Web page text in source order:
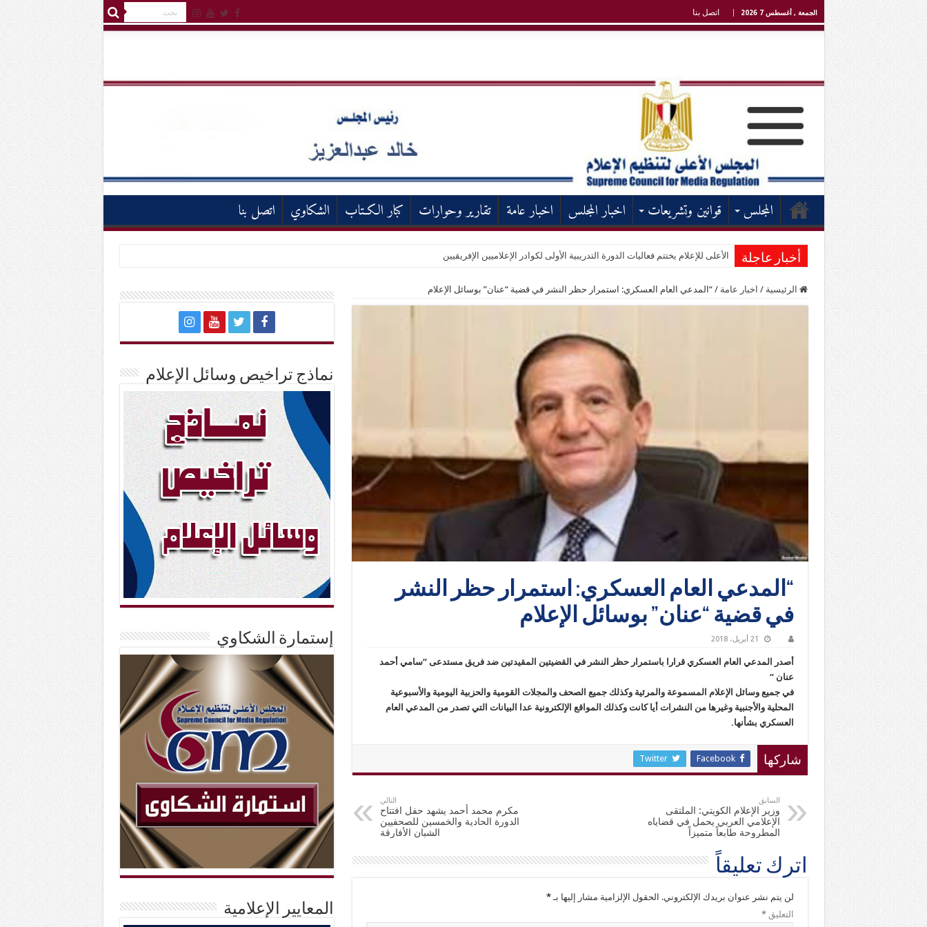
الجمعة , أغسطس 7 2026 اتصل بنا
المجلس قوانين وتشريعات اخبار المجلس اخبار عامة تقارير وحوارات كبار الكـتاب الشكاوي اتصل بنا
أخبار عاجلة الأعلى للإعلام يختتم فعاليات الدورة التدريبية الأولى لكوادر الإعلاميين الإفريقيين
الرئيسية / اخبار عامة / “المدعي العام العسكري: استمرار حظر النشر في قضية “عنان” بوسائل الإعلام
“المدعي العام العسكري: استمرار حظر النشر
في قضية “عنان” بوسائل الإعلام
21 أبريل، 2018
أصدر المدعي العام العسكري قرارا باستمرار حظر النشر في القضيتين المقيدتين ضد فريق مستدعى “سامي أحمد
عنان “
في جميع وسائل الإعلام المسموعة والمرئية وكذلك جميع الصحف والمجلات القومية والحزبية اليومية والأسبوعية
المحلية والأجنبية وغيرها من النشرات أيا كانت وكذلك المواقع الإلكترونية عدا البيانات التي تصدر من المدعي العام
العسكري بشأنها.
شاركها Facebook
Twitter
السابق
وزير الإعلام الكويتي: الملتقى
الإعلامي العربي يحمل في قضاياه
المطروحة طابعاً متميزاً
التالي
مكرم محمد أحمد يشهد حفل افتتاح
الدورة الحادية والخمسين للصحفيين
الشبان الأفارقة
اترك تعليقاً
لن يتم نشر عنوان بريدك الإلكتروني. الحقول الإلزامية مشار إليها بـ*
التعليق*
نماذج تراخيص وسائل الإعلام
إستمارة الشكاوي
المعايير الإعلامية